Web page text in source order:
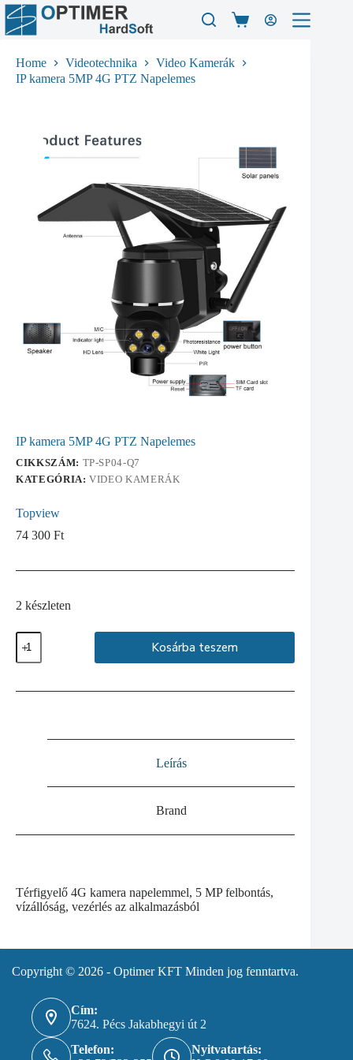
Skip
to
content
Shopping
Home
Videotechnika
Video Kamerák
IP kamera 5MP 4G PTZ Napelemes
IP kamera 5MP 4G PTZ Napelemes
CIKKSZÁM: TP-SP04-Q7
KATEGÓRIA:VIDEO KAMERÁK
Topview
74 300 Ft
2 készleten
IP
kamera
5MP
PTZ
Kosárba teszem
Leírás
Brand
Térfigyelő 4G kamera napelemmel, 5 MP felbontás,
vízállóság, vezérlés az alkalmazásból
Copyright © 2026 - Optimer KFT Minden jog fenntartva.
Cím:
7624. Pécs Jakabhegyi út 2
Telefon:
Nyitvatartás: